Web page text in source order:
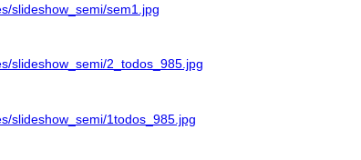
slideshow_semi/sem1.jpg
slideshow_semi/2_todos_985.jpg
slideshow_semi/1todos_985.jpg